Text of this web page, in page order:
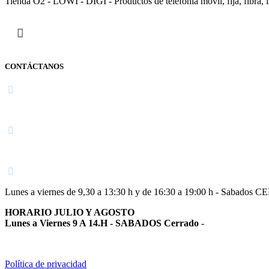
CONTÁCTANOS
Lunes a viernes de 9,30 a 13:30 h y de 16:30 a 19:00 h - Sabados
HORARIO JULIO Y AGOSTO
Lunes a Viernes 9 A 14.H - SABADOS Cerrado -
Política de privacidad